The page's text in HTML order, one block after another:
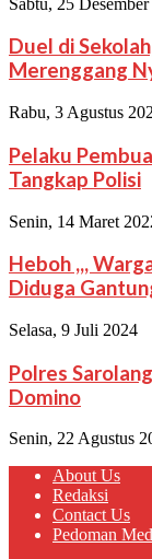
Duel di
Merenggang
Rabu, 3 Agustus
Pelaku
Tangkap Polisi
Senin, 14 Maret
Heboh ,,,
Diduga
Selasa, 9 Juli 2024
Polres
Domino
Senin, 22 Agustus
About Us
Redaksi
Contact Us
Pedoman